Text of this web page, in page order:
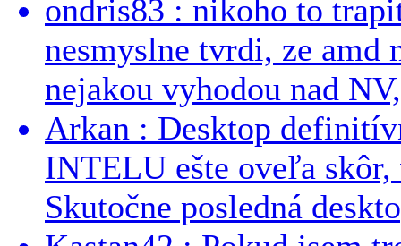
ondris83 : nikoho to
nesmyslne tvrdi, ze
nejakou vyhodou nad
Arkan : Desktop
INTELU ešte oveľa
Skutočne posledná